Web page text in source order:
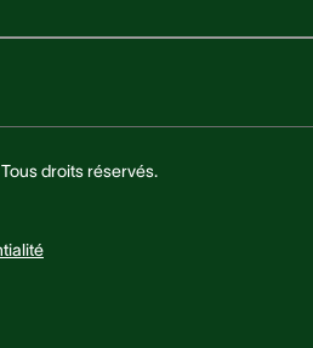
droits réservés.